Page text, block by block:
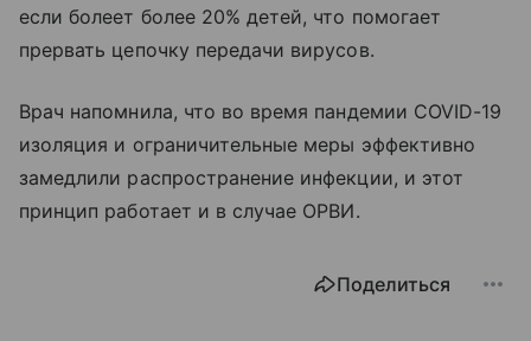
если болеет более 20% детей, что помогает
прервать цепочку передачи вирусов.
Врач напомнила, что во время пандемии COVID-19
изоляция и ограничительные меры эффективно
замедлили распространение инфекции, и этот
принцип работает и в случае ОРВИ.
Поделиться